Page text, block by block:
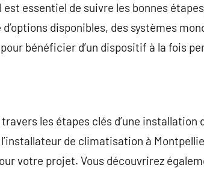
essentiel de suivre les bonnes
disponibles, des systèmes
bénéficier d’un dispositif à la fois
les étapes clés d’une
de climatisation à
votre projet. Vous découvrirez